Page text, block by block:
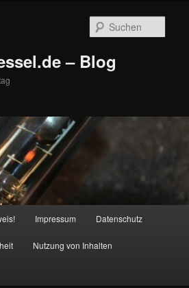
– Blog
Impressum Datenschutz
Nutzung von Inhalten